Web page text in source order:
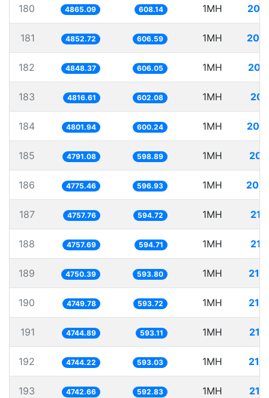
180 4865.09 608.14 1MH
181 4852.72 606.59 1MH
182 4848.37 606.05 1MH
183 4816.61 602.08 1MH
184 4801.94 600.24 1MH
185 4791.08 598.89 1MH
186 4775.46 596.93 1MH
187 4757.76 594.72 1MH
188 4757.69 594.71 1MH
189 4750.39 593.80 1MH
190 4749.78 593.72 1MH
191 4744.89 593.11 1MH
192 4744.22 593.03 1MH
193 4742.66 592.83 1MH